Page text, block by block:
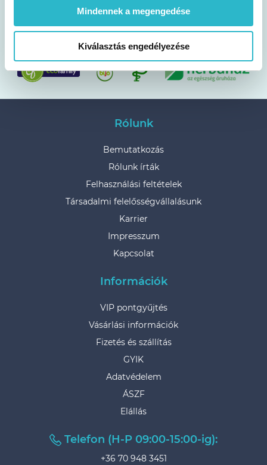
Mindennek a megengedése
Kiválasztás engedélyezése
Vagy keresd a drogériákban, szupermarketekben,
Rólunk
Bemutatkozás
Rólunk írták
Felhasználási feltételek
Társadalmi felelősségvállalásunk
Karrier
Impresszum
Kapcsolat
Információk
VIP pontgyűjtés
Vásárlási információk
Fizetés és szállítás
GYIK
Adatvédelem
ÁSZF
Elállás
Telefon (H-P 09:00-15:00-ig):
+36 70 948 3451